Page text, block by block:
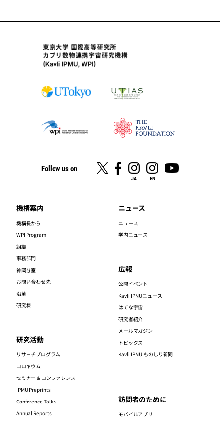
Follow us on
JA EN
footer_main_menu
機構案内
機構長から
WPI Program
組織
事務部門
神岡分室
お問い合わせ先
沿革
研究棟
研究活動
リサーチプログラム
コロキウム
セミナー & コンファレンス
IPMU Preprints
Conference Talks
Annual Reports
ニュース
ニュース
学内ニュース
広報
公開イベント
Kavli IPMUニュース
はてな宇宙
研究者紹介
メールマガジン
トピックス
Kavli IPMU ものしり新聞
訪問者のために
モバイルアプリ